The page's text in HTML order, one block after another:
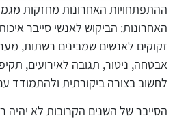
ההתפתחויות האחרונות מחזקות
האחרונות: הביקוש לאנשי סייבר
זקוקים לאנשים שמבינים רשתות,
אבטחה, ניטור, תגובה לאירועים,
לחשוב בצורה ביקורתית ולהתמודד
הסייבר של השנים הקרובות לא יהיה